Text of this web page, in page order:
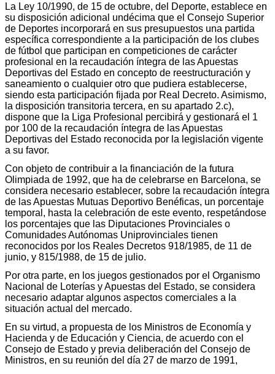
La Ley 10/1990, de 15 de octubre, del Deporte, establece en
su disposición adicional undécima que el Consejo Superior
de Deportes incorporará en sus presupuestos una partida
específica correspondiente a la participación de los clubes
de fútbol que participan en competiciones de carácter
profesional en la recaudación íntegra de las Apuestas
Deportivas del Estado en concepto de reestructuración y
saneamiento o cualquier otro que pudiera establecerse,
siendo esta participación fijada por Real Decreto. Asimismo,
la disposición transitoria tercera, en su apartado 2.c),
dispone que la Liga Profesional percibirá y gestionará el 1
por 100 de la recaudación íntegra de las Apuestas
Deportivas del Estado reconocida por la legislación vigente
a su favor.
Con objeto de contribuir a la financiación de la futura
Olimpiada de 1992, que ha de celebrarse en Barcelona, se
considera necesario establecer, sobre la recaudación íntegra
de las Apuestas Mutuas Deportivo Benéficas, un porcentaje
temporal, hasta la celebración de este evento, respetándose
los porcentajes que las Diputaciones Provinciales o
Comunidades Autónomas Uniprovinciales tienen
reconocidos por los Reales Decretos 918/1985, de 11 de
junio, y 815/1988, de 15 de julio.
Por otra parte, en los juegos gestionados por el Organismo
Nacional de Loterías y Apuestas del Estado, se considera
necesario adaptar algunos aspectos comerciales a la
situación actual del mercado.
En su virtud, a propuesta de los Ministros de Economía y
Hacienda y de Educación y Ciencia, de acuerdo con el
Consejo de Estado y previa deliberación del Consejo de
Ministros, en su reunión del día 27 de marzo de 1991,